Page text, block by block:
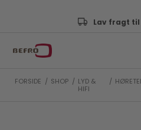
Lav fragt
FORSIDE / SHOP / LYD &
HIFI
/